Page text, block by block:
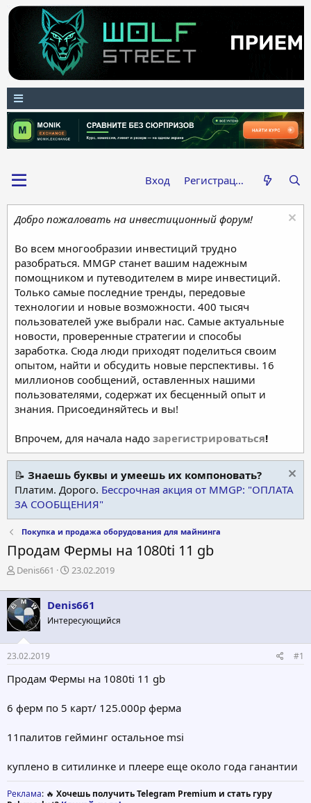
Вход Регистрация
Добро пожаловать на инвестиционный форум!
Во всем многообразии инвестиций трудно
разобраться. MMGP станет вашим надежным
помощником и путеводителем в мире инвестиций.
Только самые последние тренды, передовые
технологии и новые возможности. 400 тысяч
пользователей уже выбрали нас. Самые актуальные
новости, проверенные стратегии и способы
заработка. Сюда люди приходят поделиться своим
опытом, найти и обсудить новые перспективы. 16
миллионов сообщений, оставленных нашими
пользователями, содержат их бесценный опыт и
знания. Присоединяйтесь и вы!
Впрочем, для начала надо зарегистрироваться!
📝 Знаешь буквы и умеешь их компоновать?
Платим. Дорого. Бессрочная акция от MMGP: "ОПЛАТА
ЗА СООБЩЕНИЯ"
Покупка и продажа оборудования для майнинга
Продам Фермы на 1080ti 11 gb
А
т
о
р
т
е
м
Denis661
Д
т
а
н
ч
а
23.02.2019
Denis661
Интересующийся
23.02.2019 #1
Продам Фермы на 1080ti 11 gb
6 ферм по 5 карт/ 125.000р ферма
11палитов гейминг остальное msi
куплено в ситилинке и плеере еще около года ганантии
Реклама: 🔥 Хочешь получить Telegram Premium и стать гуру